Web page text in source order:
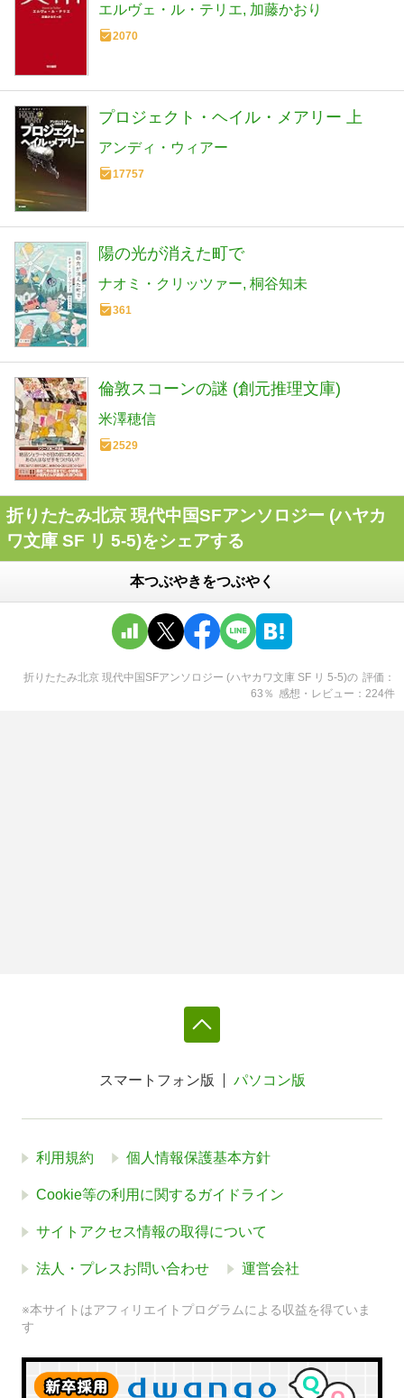
エルヴェ・ル・テリエ 加藤かおり
2070
プロジェクト・ヘイル・メアリー 上
アンディ・ウィアー
17757
陽の光が消えた町で
ナオミ・クリッツァー 桐谷知未
361
倫敦スコーンの謎 (創元推理文庫)
米澤穂信
2529
折りたたみ北京 現代中国SFアンソロジー (ハヤカ
ワ文庫 SF リ 5-5)をシェアする
本つぶやきをつぶやく
折りたたみ北京 現代中国SFアンソロジー (ハヤカワ文庫 SF リ 5-5)の 評価
63 ％ 感想・レビュー 224件
スマートフォン版 パソコン版
利用規約 個人情報保護基本方針
Cookie等の利用に関するガイドライン
サイトアクセス情報の取得について
法人・プレスお問い合わせ 運営会社
※本サイトはアフィリエイトプログラムによる収益を得ていま
す